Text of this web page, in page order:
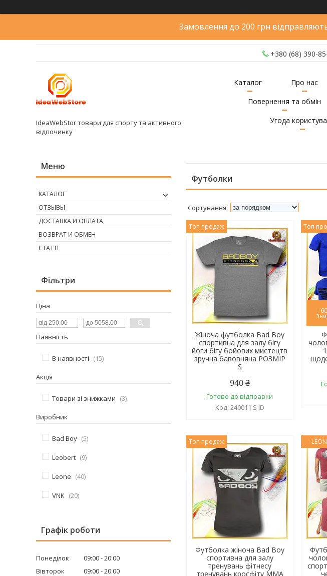
Замовлення до 200 грн
+380 (68) 390-
IdeaWebStor товари для спорту та активного
відпочинку
Каталог Про нас
Повернення та обмін
Угода
Футболки
Топ продаж
Жіноча футболка Bad Boy
спортивна для залу бігу
йоги бігу бойових мистецтв
зручна бавовняна РОЗМІР
S
940 ₴
Готово до відправки
240011 S ID
Топ
Топ продаж
Футболка жіноча Bad Boy
спортивна для залу
тренувань фітнесу
тренувань кросфіту MMA
КАТАЛОГ
ОТЗЫВЫ
ДОСТАВКА И ОПЛАТА
ВОЗВРАТ И ОБМЕН
СТАТТІ
Фільтри
Ціна
Наявність
В наявності 15
Акція
Товари зі знижками 3
Виробник
Bad Boy 5
Leobert 9
Leone 40
VNK 20
Графік роботи
Понеділок 09:00 20:00
Вівторок
09:00 20:00